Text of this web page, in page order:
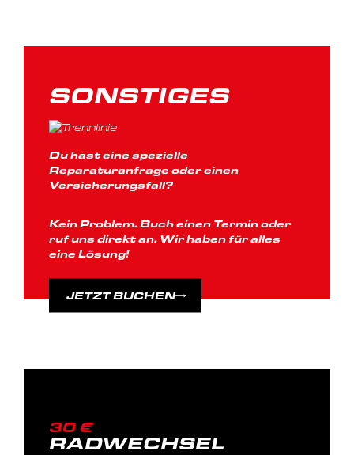
SONSTIGES
Du hast eine spezielle
Reparaturanfrage oder einen
Versicherungsfall?
Kein Problem. Buch einen Termin oder
ruf uns direkt an. Wir haben für alles
eine Lösung!
JETZT BUCHEN
30 €
RADWECHSEL